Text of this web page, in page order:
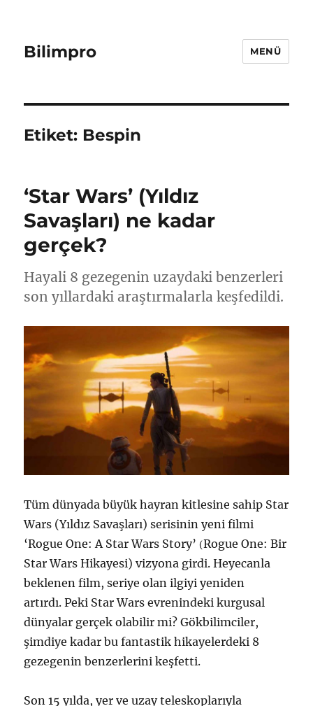
Bilimpro MENÜ
Etiket: Bespin
‘Star Wars’ (Yıldız
Savaşları) ne kadar
gerçek?
Hayali 8 gezegenin uzaydaki benzerleri
son yıllardaki araştırmalarla keşfedildi.
Tüm dünyada büyük hayran kitlesine sahip Star
Wars (Yıldız Savaşları) serisinin yeni filmi
‘Rogue One: A Star Wars Story’(Rogue One: Bir
Star Wars Hikayesi) vizyona girdi. Heyecanla
beklenen film, seriye olan ilgiyi yeniden
artırdı. Peki Star Wars evrenindeki kurgusal
dünyalar gerçek olabilir mi? Gökbilimciler,
şimdiye kadar bu fantastik hikayelerdeki 8
gezegenin benzerlerini keşfetti.
Son 15 yılda, yer ve uzay teleskoplarıyla